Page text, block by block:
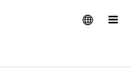
メニュー